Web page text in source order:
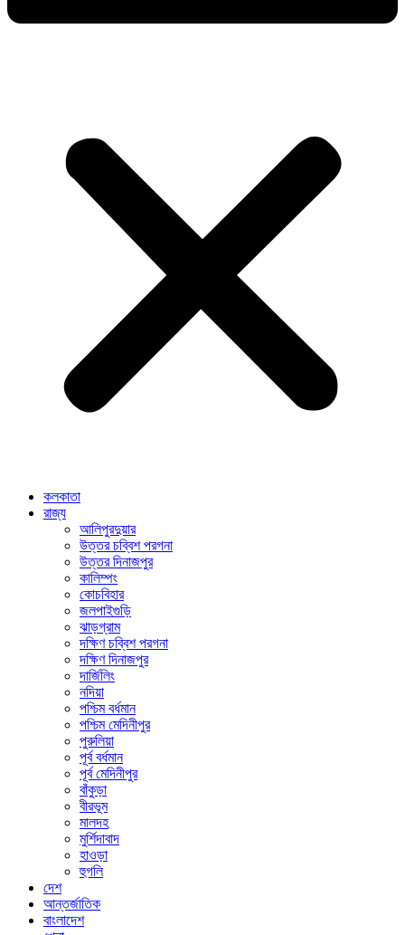
কলকাতা
রাজ্য
আলিপুরদুয়ার
উত্তর চব্বিশ পরগনা
উত্তর দিনাজপুর
কালিম্পং
কোচবিহার
জলপাইগুড়ি
ঝাড়গ্রাম
দক্ষিণ চব্বিশ পরগনা
দক্ষিণ দিনাজপুর
দার্জিলিং
নদিয়া
পশ্চিম বর্ধমান
পশ্চিম মেদিনীপুর
পুরুলিয়া
পূর্ব বর্ধমান
পূর্ব মেদিনীপুর
বাঁকুড়া
বীরভূম
মালদহ
মুর্শিদাবাদ
হাওড়া
হুগলি
দেশ
আন্তর্জাতিক
বাংলাদেশ